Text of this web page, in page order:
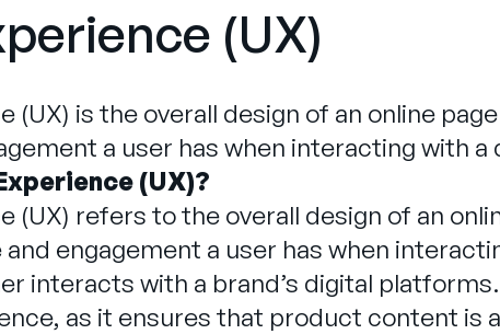
(UX)
(UX) is the overall design of an online
a user has when interacting with
(UX)?
(UX) refers to the overall design of an
engagement a user has when
interacts with a brand’s digital
as it ensures that product content is